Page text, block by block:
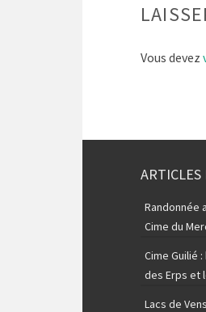
Vous devez
ARTICLES
Randonnée
Cime du
Cime Guilié
des Erps et
Lacs de